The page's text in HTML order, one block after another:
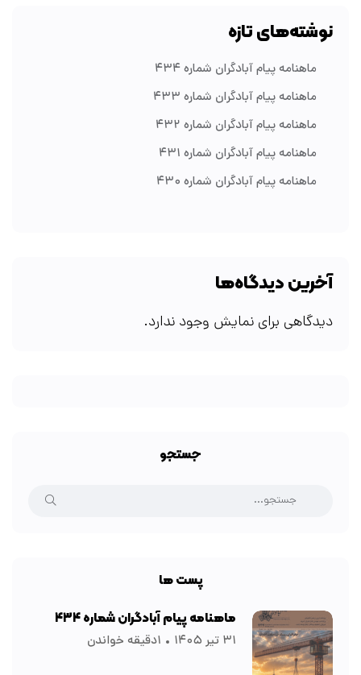
نوشته‌های تازه
ماهنامه پیام آبادگران شماره ۴۳۴
ماهنامه پیام آبادگران شماره ۴۳۳
ماهنامه پیام آبادگران شماره ۴۳۲
ماهنامه پیام آبادگران شماره ۴۳۱
ماهنامه پیام آبادگران شماره ۴۳۰
آخرین دیدگاه‌ها
دیدگاهی برای نمایش وجود ندارد.
جستجو
پست ها
ماهنامه پیام آبادگران شماره ۴۳۴
۳۱ تیر ۱۴۰۵ ۱دقیقه خواندن